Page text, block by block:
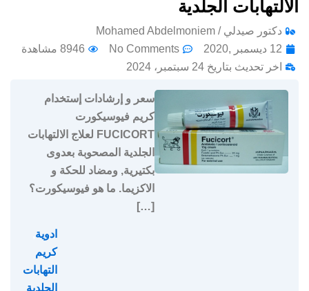
الالتهابات الجلدية
دكتور صيدلي / Mohamed Abdelmoniem
12 ديسمبر ,2020
No Comments
8946 مشاهدة
اخر تحديث بتاريخ 24 سبتمبر، 2024
سعر و إرشادات إستخدام
كريم فيوسيكورت
FUCICORT لعلاج الالتهابات
الجلدية المصحوبة بعدوى
بكتيرية, ومضاد للحكة و
الاكزيما. ما هو فيوسيكورت؟
[…]
ادوية
كريم
التهابات
الجلدية